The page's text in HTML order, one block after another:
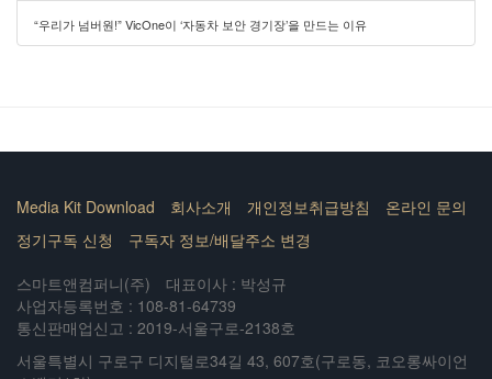
“우리가 넘버원!” VicOne이 ‘자동차 보안 경기장’을 만드는 이유
Media Kit Download 회사소개 개인정보취급방침
온라인 문의
정기구독 신청
구독자 정보/배달주소 변경
스마트앤컴퍼니(주)
대표이사 : 박성규
사업자등록번호 : 108-81-64739
통신판매업신고 : 2019-서울구로-2138호
서울특별시 구로구 디지털로34길 43, 607호(구로동, 코오롱싸이언